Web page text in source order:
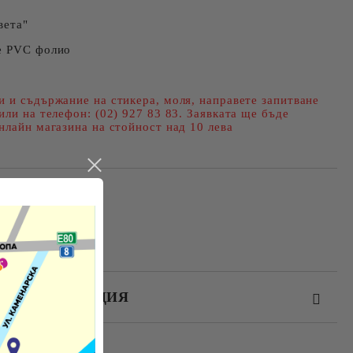
PVC фолио
и съдържание на стикера, моля, направете запитване
на телефон: (02) 927 83 83. Заявката ще бъде
магазина на стойност над 10 лева
РЕГИСТРАЦИЯ